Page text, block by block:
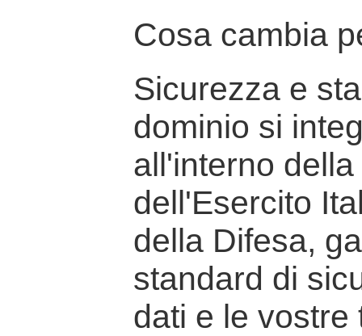
Cosa cambia
Sicurezza e
dominio si
all'interno
dell'Esercito
della Difesa,
standard di
dati e le vostre